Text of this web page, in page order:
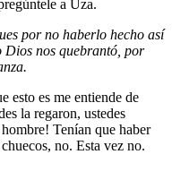
a Uza.
por no haberlo hecho así
Dios nos quebrantó, por
esto es me entiende de
la regaron, ustedes
Tenían que haber
no. Esta vez no.